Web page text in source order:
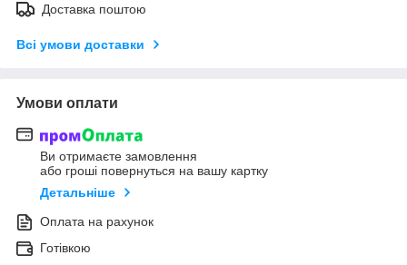
Доставка поштою
Всі умови доставки
Умови оплати
Ви отримаєте замовлення
або гроші повернуться на вашу картку
Детальніше
Оплата на рахунок
Готівкою